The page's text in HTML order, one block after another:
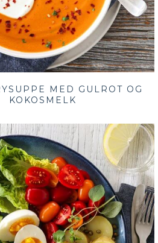
MED GULROT OG
KOKOSMELK